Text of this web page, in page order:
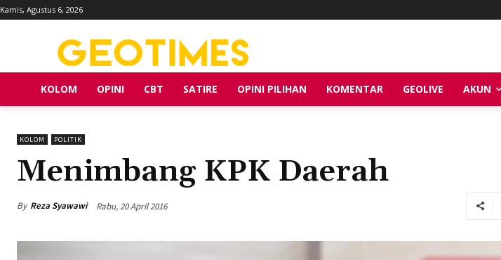
Kamis, Agustus 6, 2026
KOLOM OPINI CBT SATIRE OPINI PILIHAN KOMENTAR GEOLIVE AKUN
KOLOM POLITIK
Menimbang KPK Daerah
By Reza Syawawi Rabu, 20 April 2016